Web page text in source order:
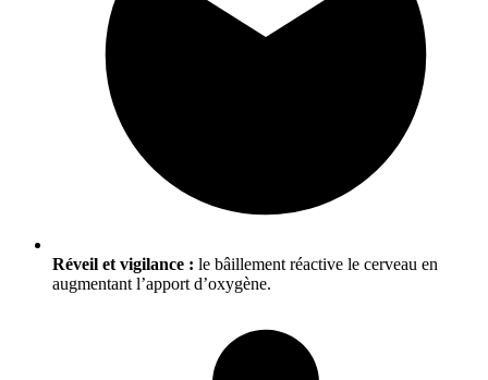
Réveil et vigilance : le bâillement réactive le cerveau en
augmentant l’apport d’oxygène.